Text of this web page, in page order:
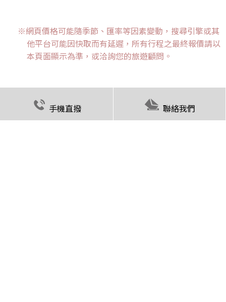
※網頁價格可能隨季節、匯率等因素變動，搜尋引擎或其
他平台可能因快取而有延遲，所有行程之最終報價請以
本頁面顯示為準，或洽詢您的旅遊顧問。
手機直撥 聯絡我們